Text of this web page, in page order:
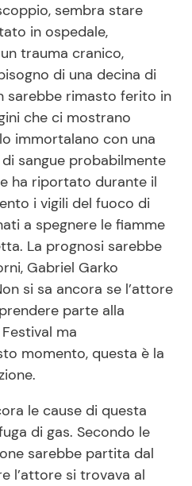
sembra stare
in ospedale,
trauma cranico,
di una decina di
sarebbe rimasto ferito in
che ci mostrano
immortalano con una
sangue probabilmente
ha riportato durante il
i vigili del fuoco di
a spegnere le fiamme
La prognosi sarebbe
Gabriel Garko
si sa ancora se l’attore
parte alla
ma
momento, questa è la
le cause di questa
di gas. Secondo le
sarebbe partita dal
l’attore si trovava al